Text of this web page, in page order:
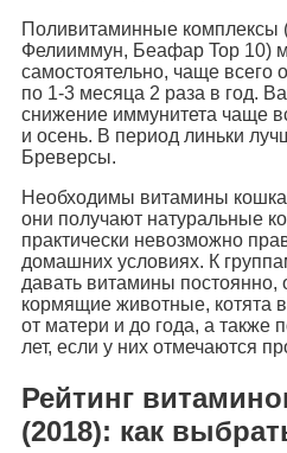
Поливитаминные комплексы
Фелииммун, Беафар Top 10)
самостоятельно, чаще всего
по 1-3 месяца 2 раза в год.
снижение иммунитета чаще
и осень. В период линьки
Бреверсы.
Необходимы витамины
они получают натуральные
практически невозможно
домашних условиях. К
давать витамины постоянно,
кормящие животные, котята
от матери и до года, а
лет, если у них отмечаются
Рейтинг
(2018): как